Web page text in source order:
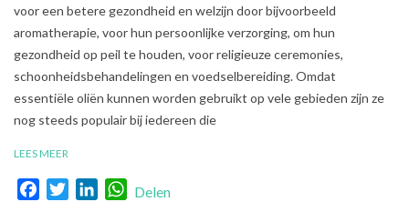
voor een betere gezondheid en welzijn door bijvoorbeeld
aromatherapie, voor hun persoonlijke verzorging, om hun
gezondheid op peil te houden, voor religieuze ceremonies,
schoonheidsbehandelingen en voedselbereiding. Omdat
essentiële oliën kunnen worden gebruikt op vele gebieden zijn ze
nog steeds populair bij iedereen die
LEES MEER
FacebookTwitterLinkedInWhatsApp
Delen